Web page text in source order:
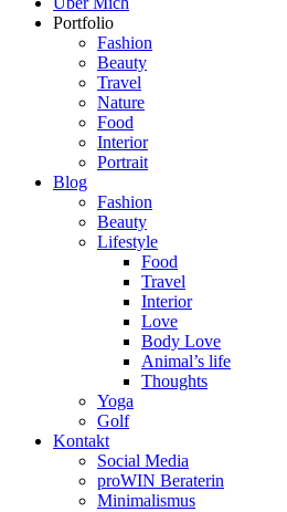
Portfolio
Fashion
Beauty
Travel
Nature
Food
Interior
Portrait
Blog
Fashion
Beauty
Lifestyle
Food
Travel
Interior
Love
Body Love
Animal’s life
Thoughts
Yoga
Golf
Kontakt
Social Media
proWIN Beraterin
Minimalismus